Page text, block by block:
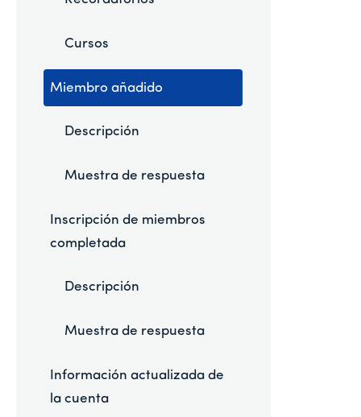
Cursos
Miembro añadido
Descripción
Muestra de respuesta
Inscripción de miembros
completada
Descripción
Muestra de respuesta
Información actualizada de
la cuenta